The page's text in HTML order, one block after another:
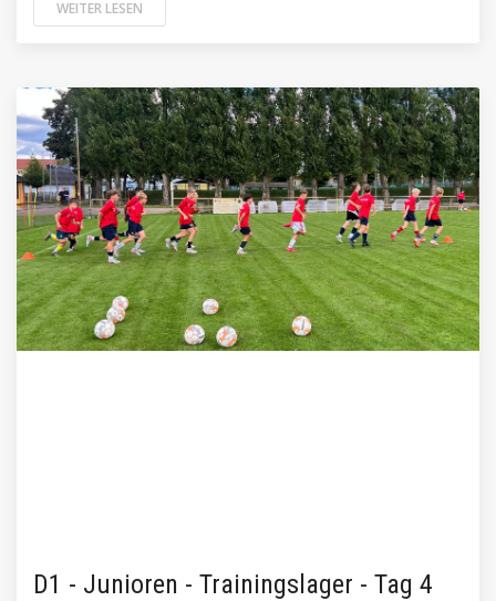
WEITER LESEN
D1 - Junioren - Trainingslager - Tag 4